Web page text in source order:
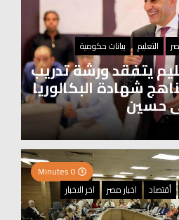
التعليم بيانات حكومية
يتفقد ورشة تدريب
شهادة البكالوريا
حسين
أقتصاد اخبار مصر
اخر الاخبار